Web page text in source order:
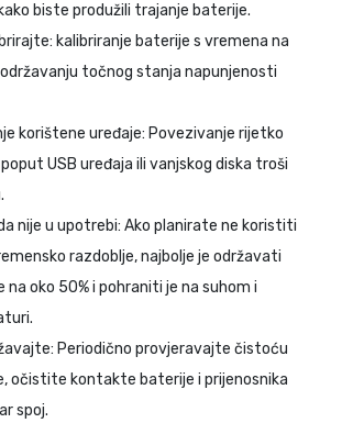
biste produžili trajanje baterije.
kalibriranje baterije s vremena na
točnog stanja napunjenosti
korištene uređaje: Povezivanje rijetko
USB uređaja ili vanjskog diska troši
nije u upotrebi: Ako planirate ne koristiti
razdoblje, najbolje je održavati
na oko 50% i pohraniti je na suhom i
Periodično provjeravajte čistoću
očistite kontakte baterije i prijenosnika
spoj.